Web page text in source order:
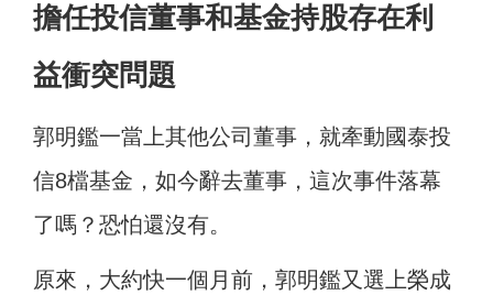
擔任投信董事和基金持股存在利
益衝突問題
郭明鑑一當上其他公司董事，就牽動國泰投
信8檔基金，如今辭去董事， 這次事件落幕
了嗎？恐怕還沒有。
原來，大約快一個月前，郭明鑑又選上榮成